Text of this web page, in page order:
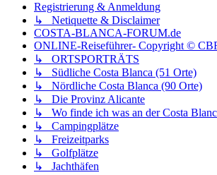
Registrierung & Anmeldung
↳ Netiquette & Disclaimer
COSTA-BLANCA-FORUM.de
ONLINE-Reiseführer- Copyright ©
↳ ORTSPORTRÄTS
↳ Südliche Costa Blanca (51 Orte)
↳ Nördliche Costa Blanca (90 Orte)
↳ Die Provinz Alicante
↳ Wo finde ich was an der Costa
↳ Campingplätze
↳ Freizeitparks
↳ Golfplätze
↳ Jachthäfen